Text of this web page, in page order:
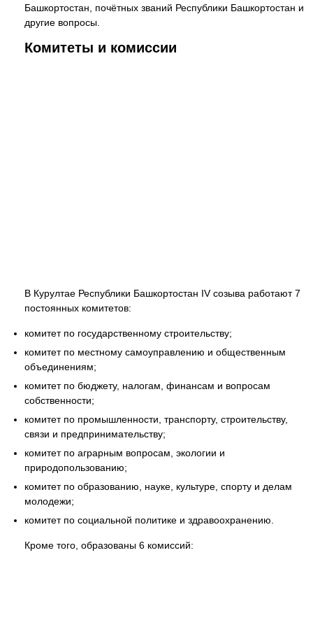
Башкортостан, почётных званий Республики Башкортостан и
другие вопросы.
Комитеты и комиссии
В Курултае Республики Башкортостан IV созыва работают 7
постоянных комитетов:
комитет по государственному строительству;
комитет по местному самоуправлению и общественным
объединениям;
комитет по бюджету, налогам, финансам и вопросам
собственности;
комитет по промышленности, транспорту, строительству,
связи и предпринимательству;
комитет по аграрным вопросам, экологии и
природопользованию;
комитет по образованию, науке, культуре, спорту и делам
молодежи;
комитет по социальной политике и здравоохранению.
Кроме того, образованы 6 комиссий: